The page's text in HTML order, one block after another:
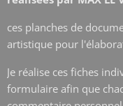
ces planches de
artistique pour
Je réalise ces fiches
formulaire afin que